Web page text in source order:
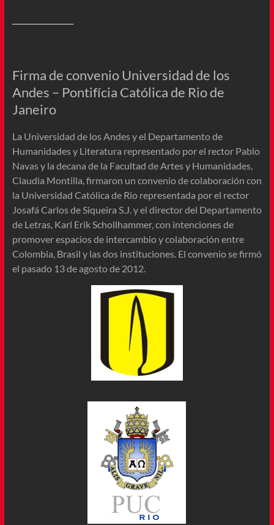
Firma de convenio Universidad de los
Andes – Pontifícia Católica de Rio de
Janeiro
La Universidad de los Andes y el Departamento de
Humanidades y Literatura representado por el rector Pablo
Navas y la decana de la Facultad de Artes y Humanidades,
Claudia Montilla, firmaron un convenio de colaboración con
la Universidad Católica de Rio representada por el rector
Josafá Carlos de Siqueira S.J. y el director del Departamento
de Letras, Karl Erik Schollhammer, con intenciones de
promover espacios de intercambio y colaboración entre
Colombia, Brasil y las dos instituciones. El convenio se firmó
el pasado 13 de agosto de 2012.